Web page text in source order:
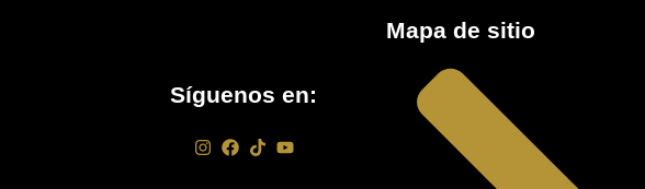
Síguenos en:
Mapa de sitio